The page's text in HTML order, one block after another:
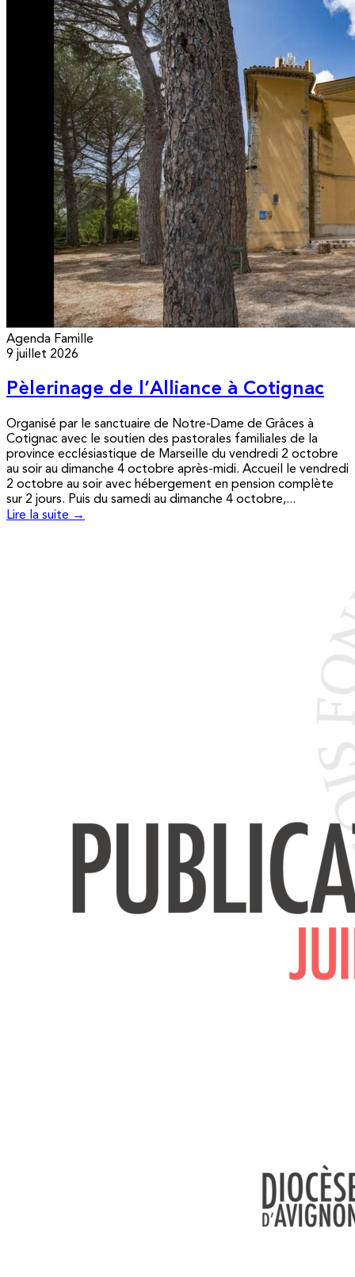
Agenda Famille
9 juillet 2026
Pèlerinage de l’Alliance à Cotignac
Organisé par le sanctuaire de Notre-Dame de Grâces à
Cotignac avec le soutien des pastorales familiales de la
province ecclésiastique de Marseille du vendredi 2 octobre
au soir au dimanche 4 octobre après-midi. Accueil le vendredi
2 octobre au soir avec hébergement en pension complète
sur 2 jours. Puis du samedi au dimanche 4 octobre,...
Lire la suite →